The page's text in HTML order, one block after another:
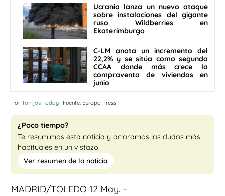
Ucrania lanza un nuevo ataque
sobre instalaciones del gigante
ruso Wildberries en
Ekaterimburgo
C-LM anota un incremento del
22,2% y se sitúa como segunda
CCAA donde más crece la
compraventa de viviendas en
junio
Por Torrijos Today · Fuente: Europa Press
¿Poco tiempo?
Te resumimos esta noticia y aclaramos las dudas más
habituales en un vistazo.
Ver resumen de la noticia
MADRID/TOLEDO 12 May. –